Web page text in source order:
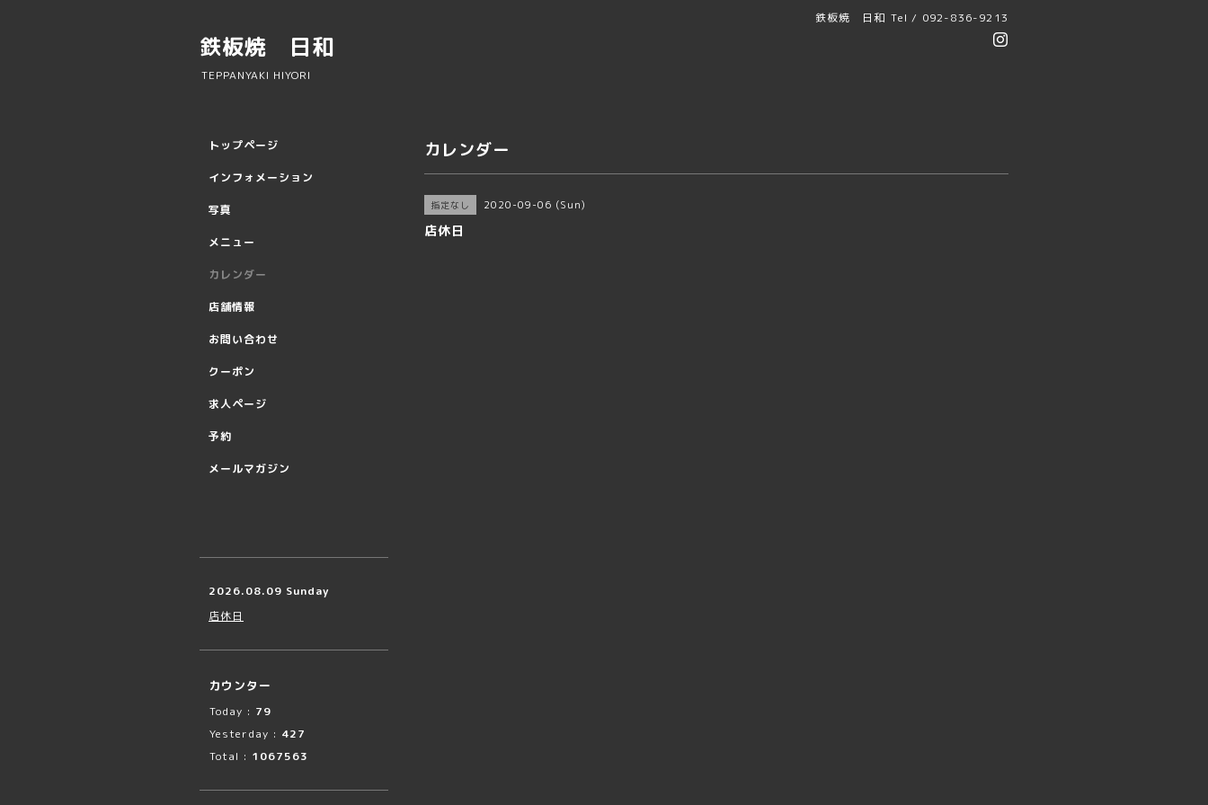
鉄板焼 日和 Tel / 092-836-9213
鉄板焼 日和
TEPPANYAKI HIYORI
カレンダー
指定なし 2020-09-06 (Sun)
店休日
トップページ
インフォメーション
写真
メニュー
カレンダー
店舗情報
お問い合わせ
クーポン
求人ページ
予約
メールマガジン
2026.08.09 Sunday
店休日
カウンター
Today : 79
Yesterday : 427
Total : 1067563